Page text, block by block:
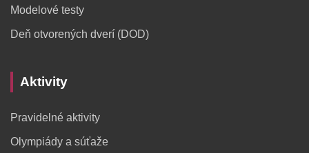
Modelové testy
Deň otvorených dverí (DOD)
Aktivity
Pravidelné aktivity
Olympiády a súťaže